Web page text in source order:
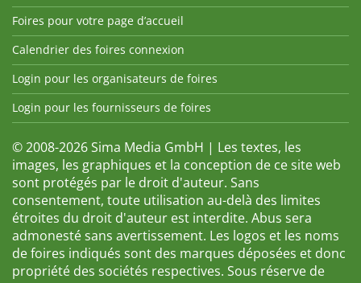
Foires pour votre page d’accueil
Calendrier des foires connexion
Login pour les organisateurs de foires
Login pour les fournisseurs de foires
© 2008-2026 Sima Media GmbH | Les textes, les
images, les graphiques et la conception de ce site web
sont protégés par le droit d'auteur. Sans
consentement, toute utilisation au-delà des limites
étroites du droit d'auteur est interdite. Abus sera
admonesté sans avertissement. Les logos et les noms
de foires indiqués sont des marques déposées et donc
propriété des sociétés respectives. Sous réserve de